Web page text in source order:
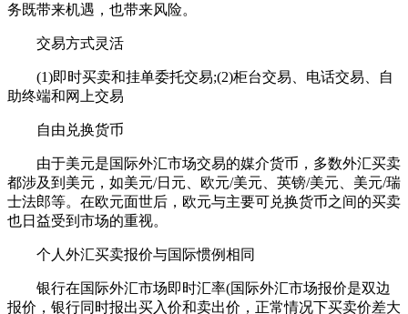
务既带来机遇，也带来风险。
交易方式灵活
(1)即时买卖和挂单委托交易;(2)柜台交易、电话交易、自
助终端和网上交易
自由兑换货币
由于美元是国际外汇市场交易的媒介货币，多数外汇买卖
都涉及到美元，如美元/日元、欧元/美元、英镑/美元、美元/瑞
士法郎等。在欧元面世后，欧元与主要可兑换货币之间的买卖
也日益受到市场的重视。
个人外汇买卖报价与国际惯例相同
银行在国际外汇市场即时汇率(国际外汇市场报价是双边
报价，银行同时报出买入价和卖出价，正常情况下买卖价差大